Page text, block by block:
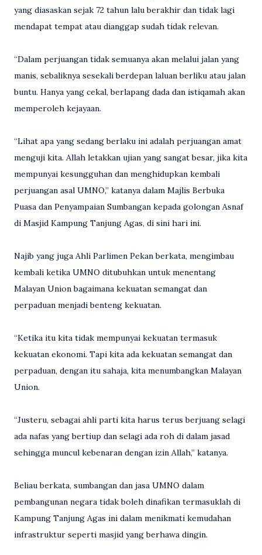
yang diasaskan sejak 72 tahun lalu berakhir dan tidak lagi
mendapat tempat atau dianggap sudah tidak relevan.
“Dalam perjuangan tidak semuanya akan melalui jalan yang
manis, sebaliknya sesekali berdepan laluan berliku atau jalan
buntu. Hanya yang cekal, berlapang dada dan istiqamah akan
memperoleh kejayaan.
“Lihat apa yang sedang berlaku ini adalah perjuangan amat
menguji kita. Allah letakkan ujian yang sangat besar, jika kita
mempunyai kesungguhan dan menghidupkan kembali
perjuangan asal UMNO,” katanya dalam Majlis Berbuka
Puasa dan Penyampaian Sumbangan kepada golongan Asnaf
di Masjid Kampung Tanjung Agas, di sini hari ini.
Najib yang juga Ahli Parlimen Pekan berkata, mengimbau
kembali ketika UMNO ditubuhkan untuk menentang
Malayan Union bagaimana kekuatan semangat dan
perpaduan menjadi benteng kekuatan.
“Ketika itu kita tidak mempunyai kekuatan termasuk
kekuatan ekonomi. Tapi kita ada kekuatan semangat dan
perpaduan, dengan itu sahaja, kita menumbangkan Malayan
Union.
“Justeru, sebagai ahli parti kita harus terus berjuang selagi
ada nafas yang bertiup dan selagi ada roh di dalam jasad
sehingga muncul kebenaran dengan izin Allah,” katanya.
Beliau berkata, sumbangan dan jasa UMNO dalam
pembangunan negara tidak boleh dinafikan termasuklah di
Kampung Tanjung Agas ini dalam menikmati kemudahan
infrastruktur seperti masjid yang berhawa dingin.